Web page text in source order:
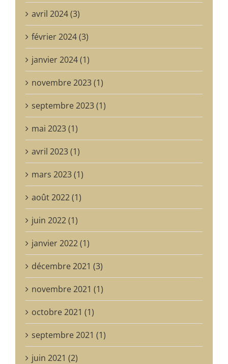
avril 2024 (3)
février 2024 (3)
janvier 2024 (1)
novembre 2023 (1)
septembre 2023 (1)
mai 2023 (1)
avril 2023 (1)
mars 2023 (1)
août 2022 (1)
juin 2022 (1)
janvier 2022 (1)
décembre 2021 (3)
novembre 2021 (1)
octobre 2021 (1)
septembre 2021 (1)
juin 2021 (2)